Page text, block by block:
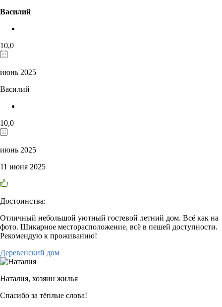
Василий
10,0
июнь 2025
Василий
10,0
июнь 2025
11 июня 2025
Достоинства:
Отличный небольшой уютный гостевой летний дом. Всё как на
фото. Шикарное месторасположение, всё в пешей доступности.
Рекомендую к проживанию!
Деревенский дом
Наталия, хозяин жилья
Спасибо за тёплые слова!